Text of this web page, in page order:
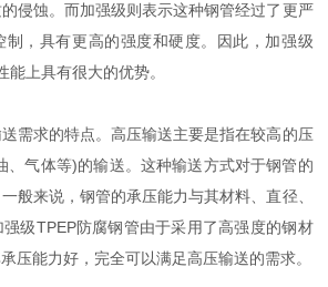
侵蚀。而加强级则表示这种钢管经过了更严
制，具有更高的强度和硬度。因此，加强级
上具有很大的优势。
需求的特点。高压输送主要是指在较高的压
、气体等)的输送。这种输送方式对于钢管的
般来说，钢管的承压能力与其材料、直径、
级TPEP防腐钢管由于采用了高强度的钢材
压能力好，完全可以满足高压输送的需求。